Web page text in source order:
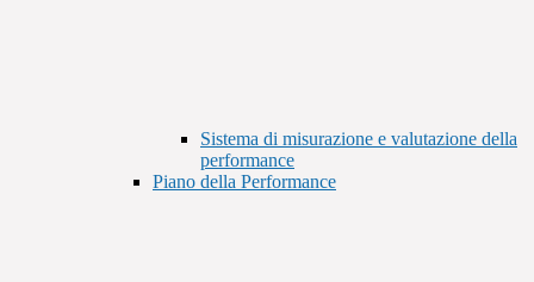
Sistema di misurazione e valutazione della
performance
Piano della Performance